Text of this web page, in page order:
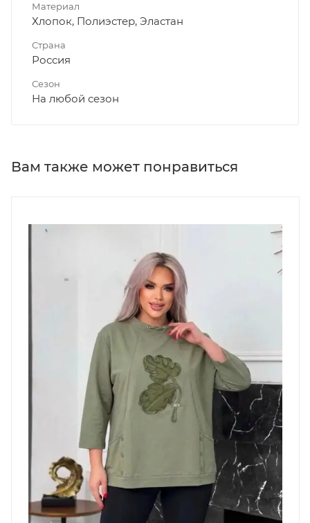
Материал
Хлопок, Полиэстер, Эластан
Страна
Россия
Сезон
На любой сезон
Вам также может понравиться